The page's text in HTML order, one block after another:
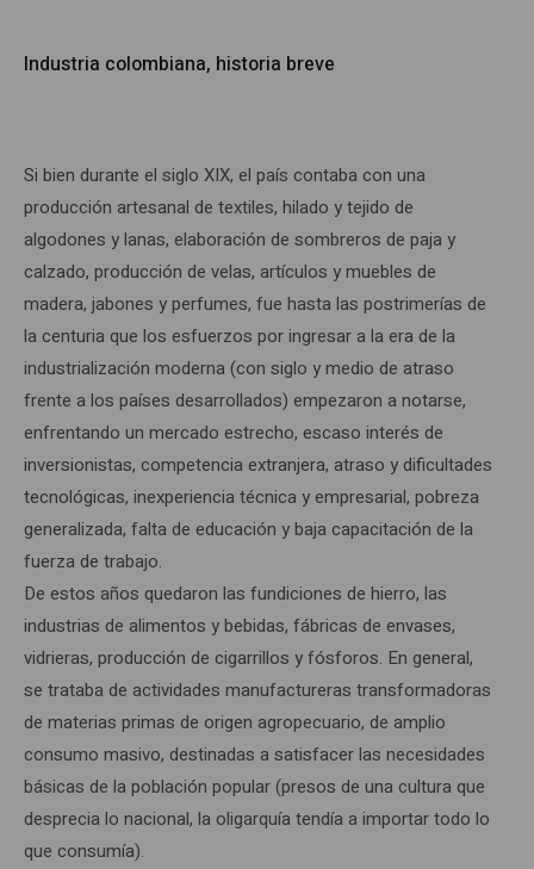
Industria colombiana, historia breve
Si bien durante el siglo XIX, el país contaba con una
producción artesanal de textiles, hilado y tejido de
algodones y lanas, elaboración de sombreros de paja y
calzado, producción de velas, artículos y muebles de
madera, jabones y perfumes, fue hasta las postrimerías de
la centuria que los esfuerzos por ingresar a la era de la
industrialización moderna (con siglo y medio de atraso
frente a los países desarrollados) empezaron a notarse,
enfrentando un mercado estrecho, escaso interés de
inversionistas, competencia extranjera, atraso y dificultades
tecnológicas, inexperiencia técnica y empresarial, pobreza
generalizada, falta de educación y baja capacitación de la
fuerza de trabajo.
De estos años quedaron las fundiciones de hierro, las
industrias de alimentos y bebidas, fábricas de envases,
vidrieras, producción de cigarrillos y fósforos. En general,
se trataba de actividades manufactureras transformadoras
de materias primas de origen agropecuario, de amplio
consumo masivo, destinadas a satisfacer las necesidades
básicas de la población popular (presos de una cultura que
desprecia lo nacional, la oligarquía tendía a importar todo lo
que consumía).